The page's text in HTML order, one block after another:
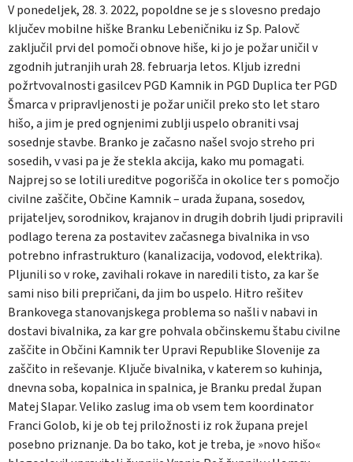
V ponedeljek, 28. 3. 2022, popoldne se je s slovesno predajo
ključev mobilne hiške Branku Lebeničniku iz Sp. Palovč
zaključil prvi del pomoči obnove hiše, ki jo je požar uničil v
zgodnih jutranjih urah 28. februarja letos. Kljub izredni
požrtvovalnosti gasilcev PGD Kamnik in PGD Duplica ter PGD
Šmarca v pripravljenosti je požar uničil preko sto let staro
hišo, a jim je pred ognjenimi zublji uspelo obraniti vsaj
sosednje stavbe. Branko je začasno našel svojo streho pri
sosedih, v vasi pa je že stekla akcija, kako mu pomagati.
Najprej so se lotili ureditve pogorišča in okolice ter s pomočjo
civilne zaščite, Občine Kamnik – urada župana, sosedov,
prijateljev, sorodnikov, krajanov in drugih dobrih ljudi pripravili
podlago terena za postavitev začasnega bivalnika in vso
potrebno infrastrukturo (kanalizacija, vodovod, elektrika).
Pljunili so v roke, zavihali rokave in naredili tisto, za kar še
sami niso bili prepričani, da jim bo uspelo. Hitro rešitev
Brankovega stanovanjskega problema so našli v nabavi in
dostavi bivalnika, za kar gre pohvala občinskemu štabu civilne
zaščite in Občini Kamnik ter Upravi Republike Slovenije za
zaščito in reševanje. Ključe bivalnika, v katerem so kuhinja,
dnevna soba, kopalnica in spalnica, je Branku predal župan
Matej Slapar. Veliko zaslug ima ob vsem tem koordinator
Franci Golob, ki je ob tej priložnosti iz rok župana prejel
posebno priznanje. Da bo tako, kot je treba, je »novo hišo«